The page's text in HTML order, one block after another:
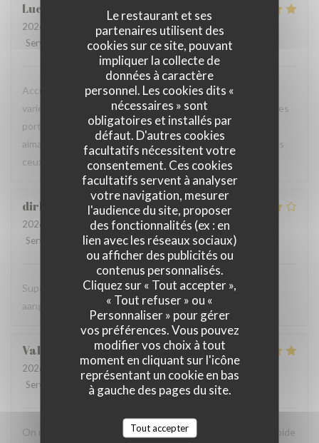
Le restaurant et ses
partenaires utilisent des
cookies sur ce site, pouvant
impliquer la collecte de
données à caractère
personnel. Les cookies dits «
nécessaires » sont
obligatoires et installés par
défaut. D'autres cookies
facultatifs nécessitent votre
consentement. Ces cookies
facultatifs servent à analyser
votre navigation, mesurer
l'audience du site, proposer
des fonctionnalités (ex : en
lien avec les réseaux sociaux)
ou afficher des publicités ou
contenus personnalisés.
Cliquez sur « Tout accepter »,
« Tout refuser » ou «
Personnaliser » pour gérer
vos préférences. Vous pouvez
modifier vos choix à tout
moment en cliquant sur l'icône
représentant un cookie en bas
à gauche des pages du site.
Tout accepter
Luc
2026-08-06
- 18:45 - Couverts 2
Service
Ambiance: 5/5 Cuisine:5 /5 Qualité / Prix
Accueil chaleureux et professionnel, table agréable, carte
variée avec un bon choix de plats. Les produits sont frais, les
portions généreuses et le service est particulièrement
aimable. Une excellente adresse que je recommande à tous
ceux qui sont de passage dans la région.
dirk
2026-08-06
- 19:00 - Couverts 2
Service
Ambiance: /5 Cuisine: 4/5 Qualité / Prix
Super vriendelijke ontvagst, zeer goede prijs kwaliteit,
aangenaam kader, een aanradee
Valerie
2026-08-06
- 12:45 - Couverts 4
Service
Ambiance : /5 Qualité / Prix
On recommande vivement, carte avec du choix ,service rapide